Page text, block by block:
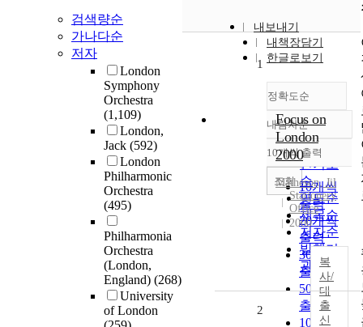
검색량순
가나다순
저자
London
Symphony
Orchestra
(1,109)
London,
Jack (592)
London
Philharmonic
Orchestra
(495)
Philharmonia
Orchestra
(London,
England) (268)
University
of London
내보내기
내책장담기
한글로보기
정확도순
정확도
순
인기도
순
연도순
제목순
저자순
발행기
관순
내림차순
내림차순
10개씩 출력
10개씩
출력
20개씩
출력
30개씩
출력
50개씩
출력
100개씩
조회
1
Focus on
London
2000
Matheson, Jil
Stationery
Office
2000
복
사/
대
출
신
2